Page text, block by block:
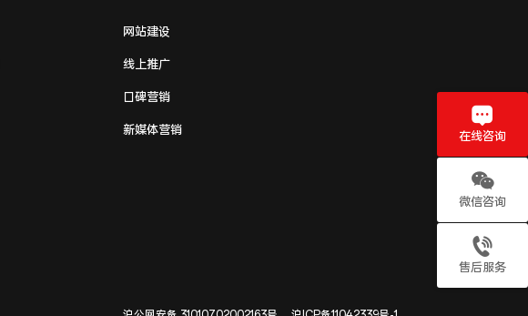
网站建设
线上推广
口碑营销
新媒体营销 在线咨询
微信咨询
售后服务